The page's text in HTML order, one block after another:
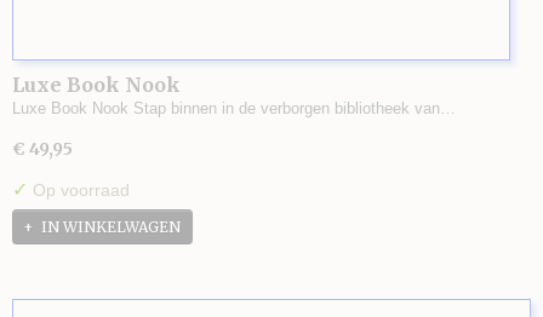
Luxe Book Nook
Luxe Book Nook Stap binnen in de verborgen bibliotheek van…
€ 49,95
✓ Op voorraad
IN WINKELWAGEN